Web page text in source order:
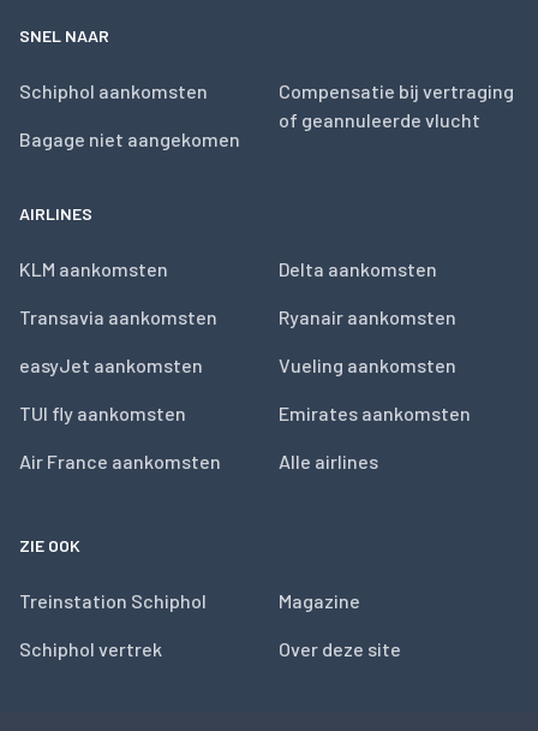
SNEL NAAR
Schiphol aankomsten
Bagage niet aangekomen
Compensatie bij vertraging
of geannuleerde vlucht
AIRLINES
KLM aankomsten
Transavia aankomsten
easyJet aankomsten
TUI fly aankomsten
Air France aankomsten
Delta aankomsten
Ryanair aankomsten
Vueling aankomsten
Emirates aankomsten
Alle airlines
ZIE OOK
Treinstation Schiphol
Schiphol vertrek
Magazine
Over deze site